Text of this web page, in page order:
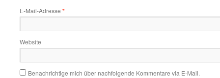
E-Mail-Adresse *
Website
Benachrichtige mich über nachfolgende Kommentare via E-Mail.